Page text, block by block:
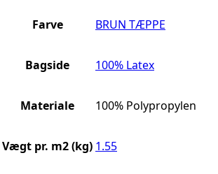
Farve BRUN TÆPPE
Bagside 100% Latex
Materiale 100% Polypropylen
Vægt pr. m2 (kg) 1.55